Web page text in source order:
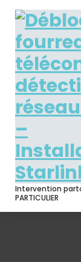
Skip
content
Intervention
PARTICULIER